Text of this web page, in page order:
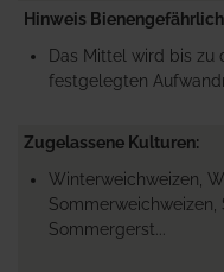
Hinweis
Das Mittel wird bis zu
festgelegten
Zugelassene Kulturen
Winterweichweizen,
Sommergerst...